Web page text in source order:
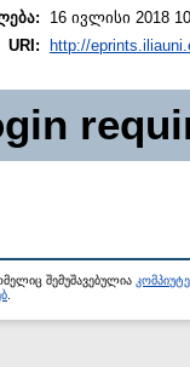
16 ივლისი 2018
URI:
http://
შემუშავებულია